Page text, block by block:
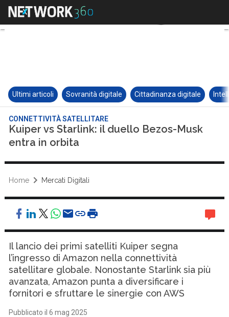
Ultimi articoli Sovranità digitale Cittadinanza digitale
CONNETTIVITÀ SATELLITARE
Kuiper vs Starlink: il duello Bezos-Musk
entra in orbita
Home Mercati Digitali
Il lancio dei primi satelliti Kuiper segna
l’ingresso di Amazon nella connettività
satellitare globale. Nonostante Starlink sia più
avanzata, Amazon punta a diversificare i
fornitori e sfruttare le sinergie con AWS
Pubblicato il 6 mag 2025